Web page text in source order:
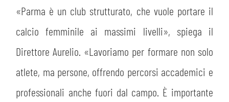
«Parma è un club strutturato, che vuole portare il
calcio femminile ai massimi livelli», spiega il
Direttore Aurelio. «Lavoriamo per formare non solo
atlete, ma persone, offrendo percorsi accademici e
professionali anche fuori dal campo. È importante